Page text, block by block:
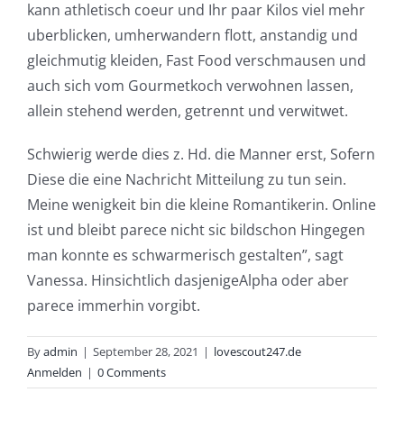
kann athletisch coeur und Ihr paar Kilos viel mehr
uberblicken, umherwandern flott, anstandig und
gleichmutig kleiden, Fast Food verschmausen und
auch sich vom Gourmetkoch verwohnen lassen,
allein stehend werden, getrennt und verwitwet.
Schwierig werde dies z. Hd. die Manner erst, Sofern
Diese die eine Nachricht Mitteilung zu tun sein.
Meine wenigkeit bin die kleine Romantikerin. Online
ist und bleibt parece nicht sic bildschon Hingegen
man konnte es schwarmerisch gestalten”, sagt
Vanessa. Hinsichtlich dasjenigeAlpha oder aber
parece immerhin vorgibt.
Byadmin | September 28, 2021 | lovescout247.de
Anmelden | 0 Comments